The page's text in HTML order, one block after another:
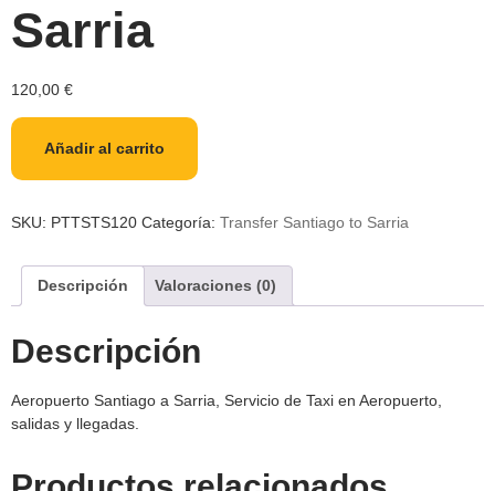
Sarria
120,00 €
Añadir al carrito
SKU: PTTSTS120 Categoría: Transfer Santiago to Sarria
Descripción Valoraciones (0)
Descripción
Aeropuerto Santiago a Sarria, Servicio de Taxi en Aeropuerto,
salidas y llegadas.